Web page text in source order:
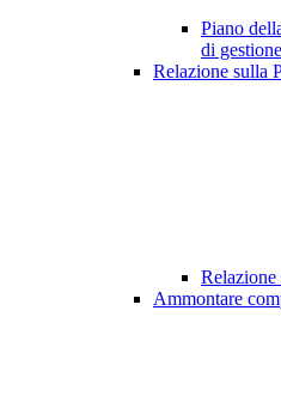
Piano
di gestione
Relazione sulla
Relazione
Ammontare